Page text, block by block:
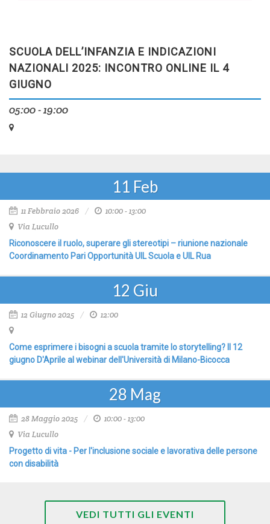
SCUOLA DELL’INFANZIA E INDICAZIONI
NAZIONALI 2025: INCONTRO ONLINE IL 4
GIUGNO
05:00 - 19:00
11 Feb
11 Febbraio 2026
10:00 - 13:00
Via Lucullo
Riconoscere il ruolo, superare gli stereotipi – riunione nazionale
Coordinamento Pari Opportunità UIL Scuola e UIL Rua
12 Giu
12 Giugno 2025 12:00
Come esprimere i bisogni a scuola tramite lo storytelling? Il 12
giugno D'Aprile al webinar dell'Università di Milano-Bicocca
28 Mag
28 Maggio 2025
10:00 - 13:00
Via Lucullo
Progetto di vita - Per l'inclusione sociale e lavorativa delle persone
con disabilità
VEDI TUTTI GLI EVENTI